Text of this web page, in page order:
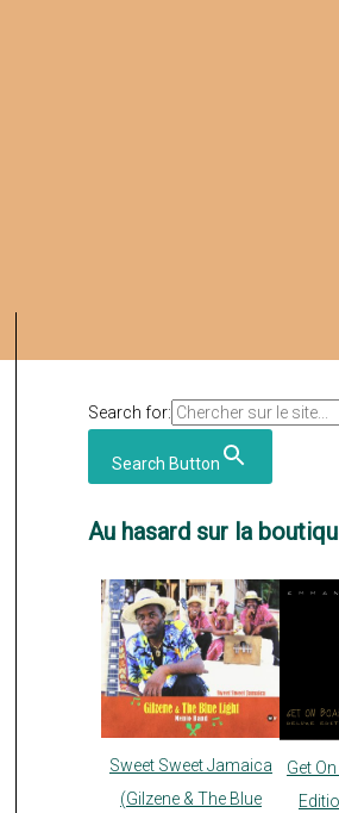
Search for:
Search Button
Au hasard sur la
Sweet Sweet Jamaica
(Gilzene & The Blue
Get